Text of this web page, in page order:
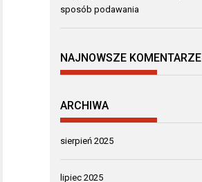
sposób podawania
NAJNOWSZE KOMENTARZE
ARCHIWA
sierpień 2025
lipiec 2025